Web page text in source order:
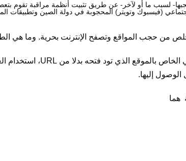
لسبب ما أو لآخر- عن طريق تثبيت أنظمة مراقبة تقوم
(فيسبوك وتويتر) المحجوبة في دولة الصين وتطبيقات
من حجب المواقع وتصفح الإنترنت بحرية. وما هي
إليها.
هما